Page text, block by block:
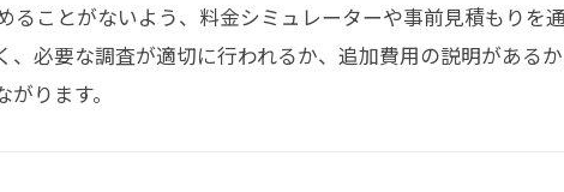
ことがないよう、料金シミュレーターや事前見積もりを
必要な調査が適切に行われるか、追加費用の説明がある
ります。